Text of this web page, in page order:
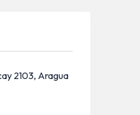
2103, Aragua